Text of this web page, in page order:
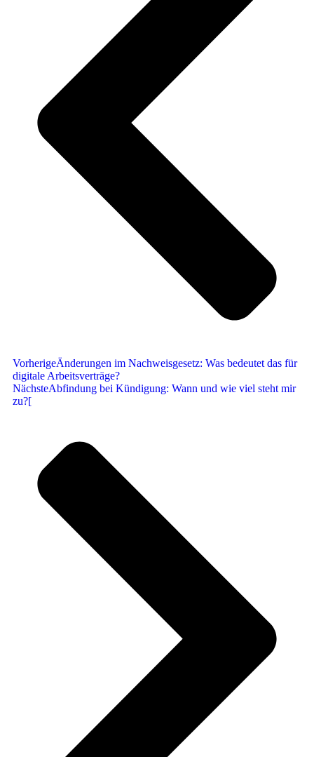
VorherigeÄnderungen im Nachweisgesetz: Was bedeutet das für
digitale Arbeitsverträge?
NächsteAbfindung bei Kündigung: Wann und wie viel steht mir
zu?[